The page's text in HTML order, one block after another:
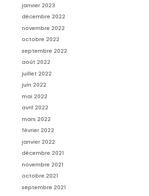
janvier 2023
décembre 2022
novembre 2022
octobre 2022
septembre 2022
août 2022
juillet 2022
juin 2022
mai 2022
avril 2022
mars 2022
février 2022
janvier 2022
décembre 2021
novembre 2021
octobre 2021
septembre 2021